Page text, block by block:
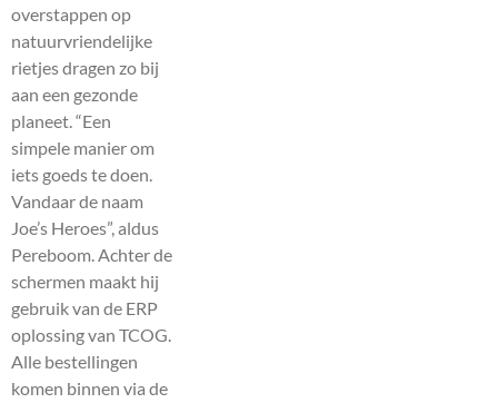
overstappen op
natuurvriendelijke
rietjes dragen zo bij
aan een gezonde
planeet. “Een
simpele manier om
iets goeds te doen.
Vandaar de naam
Joe’s Heroes”, aldus
Pereboom. Achter de
schermen maakt hij
gebruik van de ERP
oplossing van TCOG.
Alle bestellingen
komen binnen via de